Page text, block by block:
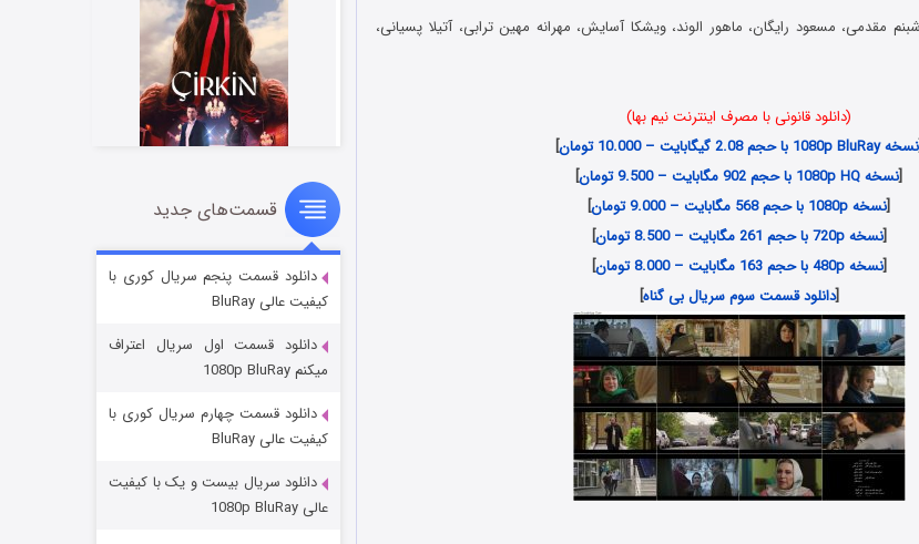
مقدمی، مسعود رایگان، ماهور الوند، ویشکا آسایش، مهرانه مهین ترابی، آتیلا پسیانی،
(دانلود قانونی با مصرف اینترنت نیم بها)
نسخه 1080p BluRay با حجم 2.08 گیگابایت – 10.000 تومان
]
[نسخه 1080p HQ با حجم 902 مگابایت – 9.500 تومان
]
[نسخه 1080p با حجم 568 مگابایت – 9.000 تومان
]
[نسخه 720p با حجم 261 مگابایت – 8.500 تومان
]
[نسخه 480p با حجم 163 مگابایت – 8.000 تومان
]
[دانلود قسمت سوم سریال بی گناه]
سریال زشت
قسمت۲ (زیرنویس) منتشر شد
مردگان متحرک: شهر مرده ۳
قسمت‌های جدید
دانلود قسمت پنجم سریال کوری با
کیفیت عالی BluRay
دانلود قسمت اول سریال اعتراف
میکنم 1080p BluRay
دانلود قسمت چهارم سریال کوری با
کیفیت عالی BluRay
دانلود سریال بیست و یک با کیفیت
عالی 1080p BluRay